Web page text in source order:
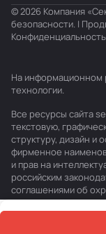
© 2026 Компания
безопасности. |
Конфиденциальность
На информационном
технологии.
Все ресурсы сайта
текстовую,
структуру, дизайн и
фирменное
и прав на
российским
соглашениями об